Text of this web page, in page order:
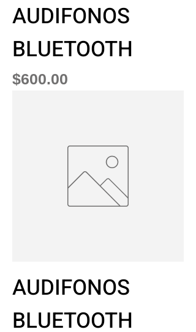
AUDIFONOS
BLUETOOTH
Precio
$600.00
AUDIFONOS
BLUETOOTH